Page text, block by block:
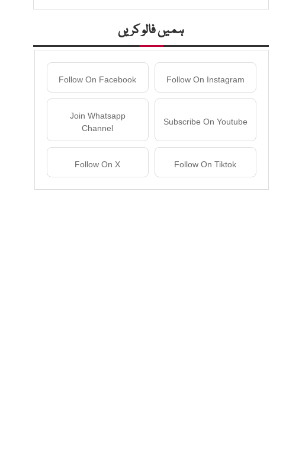
ہمیں فالو کریں
Follow On Instagram
Follow On Facebook
Subscribe On Youtube
Join Whatsapp
Channel
Follow On Tiktok
Follow On X